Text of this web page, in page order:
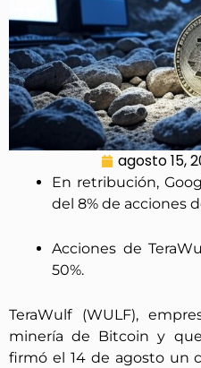
agosto 15,
En retribución,
del 8% de acciones
Acciones de
50%.
TeraWulf (WULF),
minería de Bitcoin y
firmó el 14 de agosto un